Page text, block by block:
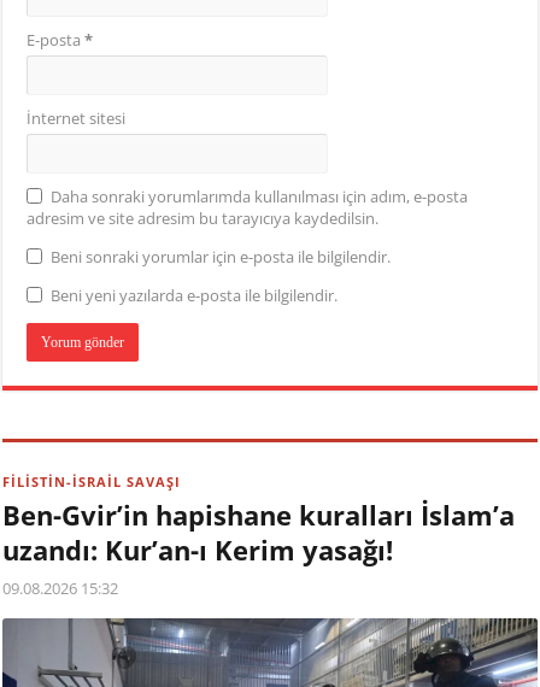
E-posta*
İnternet sitesi
Daha sonraki yorumlarımda kullanılması için adım, e-posta
adresim ve site adresim bu tarayıcıya kaydedilsin.
Beni sonraki yorumlar için e-posta ile bilgilendir.
Beni yeni yazılarda e-posta ile bilgilendir.
FİLİSTİN-İSRAİL SAVAŞI
Ben-Gvir’in hapishane kuralları İslam’a
uzandı: Kur’an-ı Kerim yasağı!
09.08.2026 15:32